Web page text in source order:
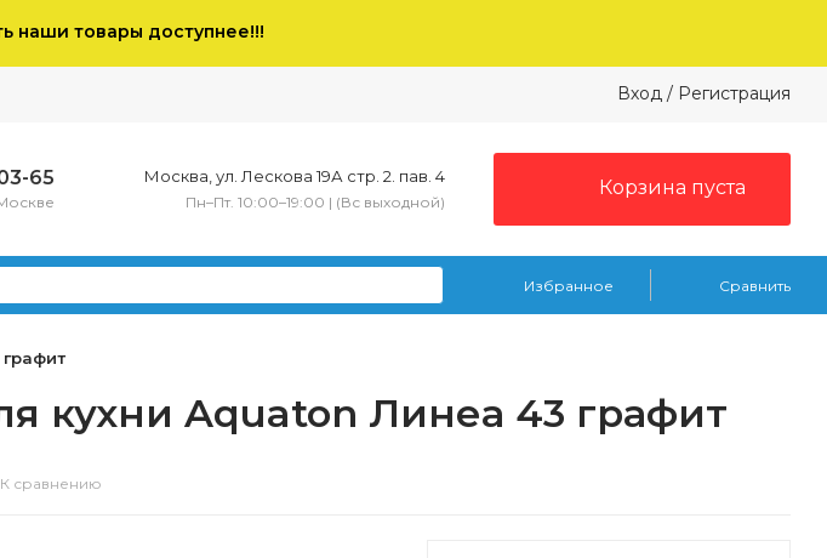
наши товары доступнее!!!
Вход / Регистрация
65 Москва, ул. Лескова 19А стр. 2. пав. 4
Пн–Пт. 10:00–19:00 | (Вс выходной)
Корзина пуста
Избранное Сравнить
кухни Aquaton Линеа 43 графит
К сравнению